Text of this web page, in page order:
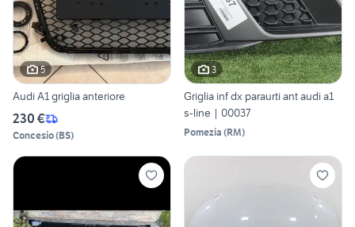
5
Audi A1 griglia anteriore
230 €
Concesio(BS)
3
Griglia inf dx paraurti ant audi a1
s-line | 00037
Pomezia (RM)